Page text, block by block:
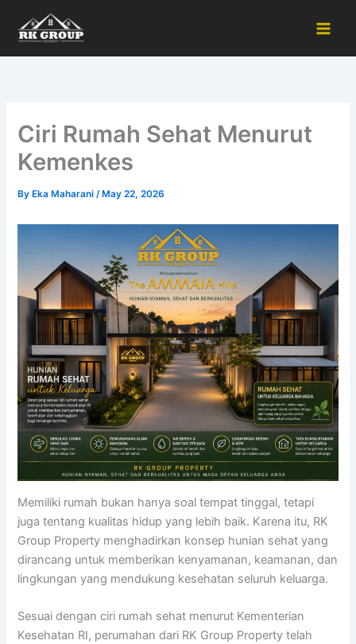
content
Ciri Rumah Sehat Menurut
Kemenkes
By Eka Maharani/ May 22, 2026
Memiliki rumah bukan hanya soal tempat tinggal, tetapi
juga tentang kualitas hidup yang lebih baik. Karena itu, RK
Group Property menghadirkan konsep hunian sehat yang
dirancang untuk memberikan kenyamanan, keamanan, dan
lingkungan yang mendukung kesehatan seluruh keluarga.
Sesuai dengan ciri rumah sehat menurut Kementerian
Kesehatan RI, perumahan dari RK Group Property telah